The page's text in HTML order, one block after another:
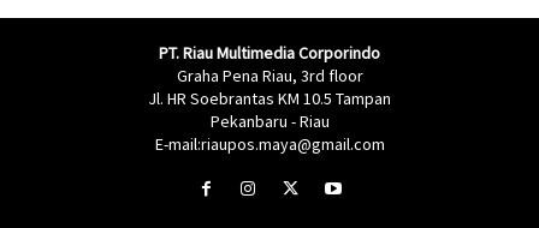
PT. Riau Multimedia Corporindo
Graha Pena Riau, 3rd floor
Jl. HR Soebrantas KM 10.5 Tampan
Pekanbaru - Riau
E-mail:riaupos.maya@gmail.com